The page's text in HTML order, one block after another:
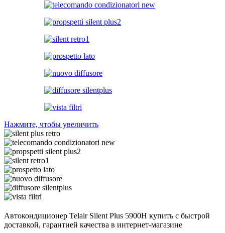
Нажмите, чтобы увеличить
Автокондиционер Telair Silent Plus 5900H купить с быстрой
доставкой, гарантией качества в интернет-магазине